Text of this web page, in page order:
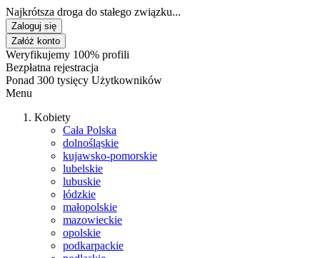
Najkrótsza droga do stałego związku...
Zaloguj się
Załóż konto
Weryfikujemy 100% profili
Bezpłatna rejestracja
Ponad 300 tysięcy Użytkowników
Menu
Kobiety
Cała Polska
dolnośląskie
kujawsko-pomorskie
lubelskie
lubuskie
łódzkie
małopolskie
mazowieckie
opolskie
podkarpackie